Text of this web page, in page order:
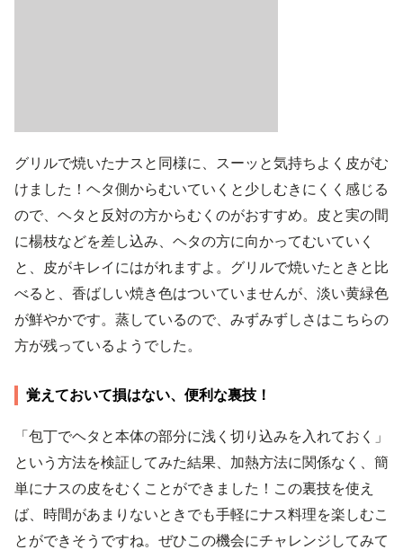
グリルで焼いたナスと同様に、スーッと気持ちよく皮がむ
けました！ヘタ側からむいていくと少しむきにくく感じる
ので、ヘタと反対の方からむくのがおすすめ。皮と実の間
に楊枝などを差し込み、ヘタの方に向かってむいていく
と、皮がキレイにはがれますよ。グリルで焼いたときと比
べると、香ばしい焼き色はついていませんが、淡い黄緑色
が鮮やかです。蒸しているので、みずみずしさはこちらの
方が残っているようでした。
覚えておいて損はない、便利な裏技！
「包丁でヘタと本体の部分に浅く切り込みを入れておく」
という方法を検証してみた結果、加熱方法に関係なく、簡
単にナスの皮をむくことができました！この裏技を使え
ば、時間があまりないときでも手軽にナス料理を楽しむこ
とができそうですね。ぜひこの機会にチャレンジしてみて